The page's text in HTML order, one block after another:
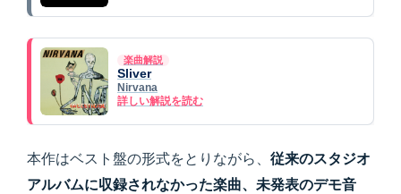
楽曲解説
Sliver
Nirvana
詳しい解説を読む
本作はベスト盤の形式をとりながら、 従来のスタジオ
アルバムに収録されなかった楽曲、未発表のデモ音